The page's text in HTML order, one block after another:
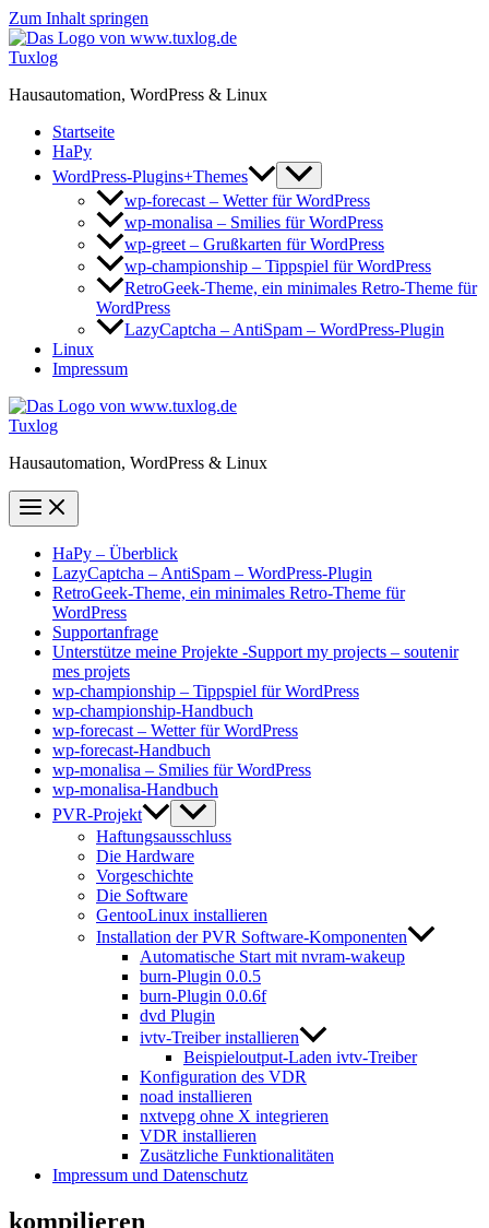
Zum Inhalt springen
Tuxlog
Hausautomation, WordPress & Linux
Startseite
HaPy
WordPress-Plugins+Themes
wp-forecast – Wetter für WordPress
wp-monalisa – Smilies für WordPress
wp-greet – Grußkarten für WordPress
wp-championship – Tippspiel für WordPress
RetroGeek-Theme, ein minimales Retro-Theme für
WordPress
LazyCaptcha – AntiSpam – WordPress-Plugin
Linux
Impressum
Tuxlog
Hausautomation, WordPress & Linux
HaPy – Überblick
LazyCaptcha – AntiSpam – WordPress-Plugin
RetroGeek-Theme, ein minimales Retro-Theme für
WordPress
Supportanfrage
Unterstütze meine Projekte -Support my projects – soutenir
mes projets
wp-championship – Tippspiel für WordPress
wp-championship-Handbuch
wp-forecast – Wetter für WordPress
wp-forecast-Handbuch
wp-monalisa – Smilies für WordPress
wp-monalisa-Handbuch
PVR-Projekt
Haftungsausschluss
Die Hardware
Vorgeschichte
Die Software
GentooLinux installieren
Installation der PVR Software-Komponenten
Automatische Start mit nvram-wakeup
burn-Plugin 0.0.5
burn-Plugin 0.0.6f
dvd Plugin
ivtv-Treiber installieren
Beispieloutput-Laden ivtv-Treiber
Konfiguration des VDR
noad installieren
nxtvepg ohne X integrieren
VDR installieren
Zusätzliche Funktionalitäten
Impressum und Datenschutz
kompilieren